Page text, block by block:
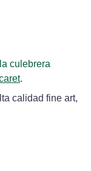
culebrera
.
calidad fine art,